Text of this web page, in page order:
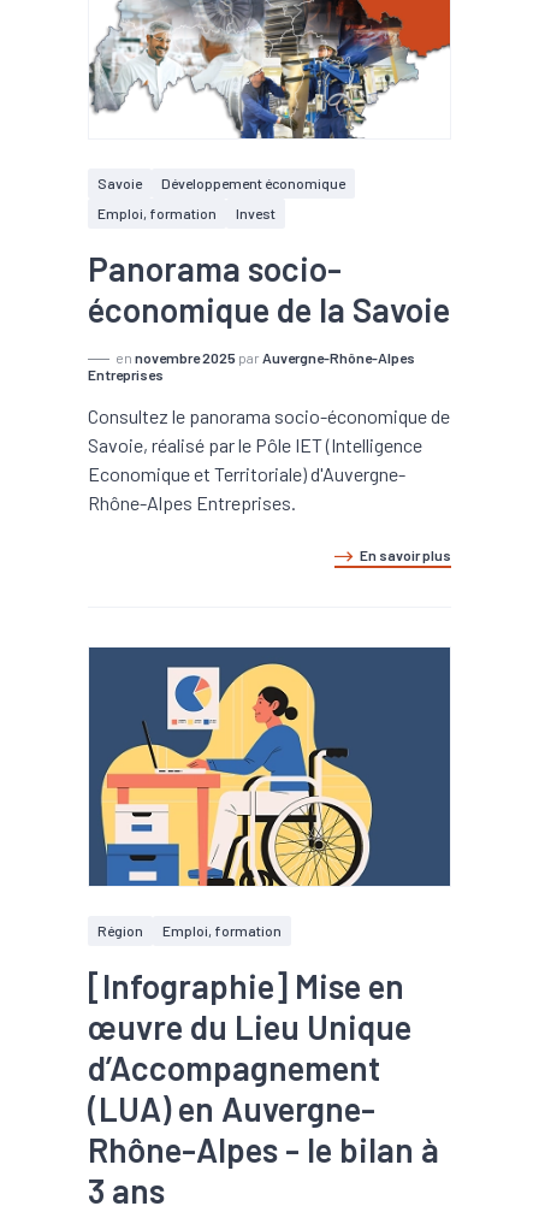
Savoie
Développement économique
Emploi, formation
Invest
Panorama socio-
économique de la Savoie
en novembre 2025 par Auvergne-Rhône-Alpes
Entreprises
Consultez le panorama socio-économique de
Savoie, réalisé par le Pôle IET (Intelligence
Economique et Territoriale) d'Auvergne-
Rhône-Alpes Entreprises.
En savoir plus
Région Emploi, formation
[Infographie] Mise en
œuvre du Lieu Unique
d’Accompagnement
(LUA) en Auvergne-
Rhône-Alpes - le bilan à
3 ans